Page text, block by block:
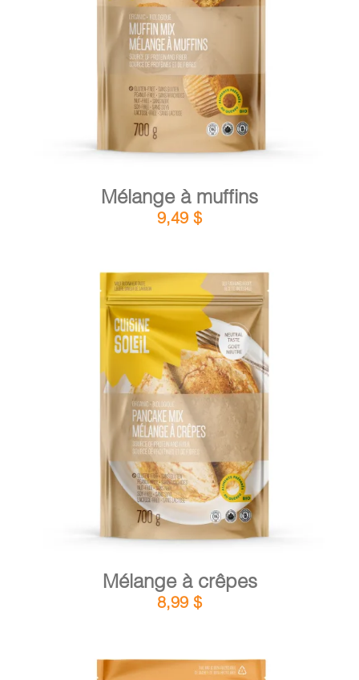
AJOUTER AU PANIER
Mélange à muffins
9,49 $
AJOUTER AU PANIER
Mélange à crêpes
8,99 $